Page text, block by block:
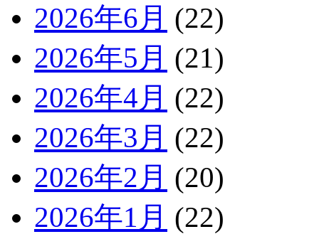
2026年6月 (22)
2026年5月 (21)
2026年4月 (22)
2026年3月 (22)
2026年2月 (20)
2026年1月 (22)